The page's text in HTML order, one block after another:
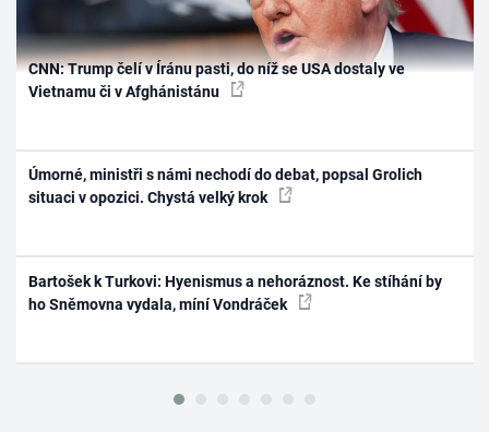
CNN: Trump čelí v Íránu pasti, do níž se USA dostaly ve
Vietnamu či v Afghánistánu
Úmorné, ministři s námi nechodí do debat, popsal Grolich
situaci v opozici. Chystá velký krok
Bartošek k Turkovi: Hyenismus a nehoráznost. Ke stíhání by
ho Sněmovna vydala, míní Vondráček